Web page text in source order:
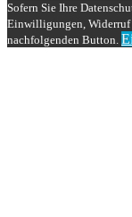
Sofern Sie Ihre
Einwilligungen,
nachfolgenden Button.